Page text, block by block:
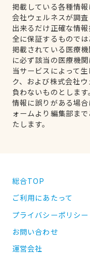
掲載している各種情
会社ウェルネスが調査
出来るだけ正確な情
全に保証するものでは
掲載されている医療
に必ず該当の医療機
当サービスによって
ク、および株式会社
負わないものとします。
情報に誤りがある場
ォームより編集部ま
たします。
総合TOP
ご利用にあたって
プライバシーポリシー
お問い合わせ
運営会社